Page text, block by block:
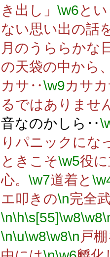
き出し」 \w6と
ない思い出の話
月のうららかな
の天袋の中から
カサ‥\w9カサ
るではありませ
音なのかしら‥
りパニックにな
ときこそ\w5役
心。 \w7道着と
エ叩きの\n完全
\n\h\s[55]\w8\w8
\n\u\w8\w8\n 戸